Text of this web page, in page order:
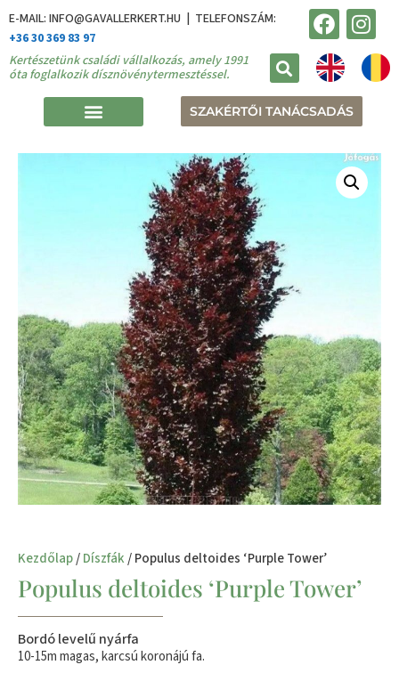
E-MAIL: INFO@GAVALLERKERT.HU | TELEFONSZÁM:
+36 30 369 83 97
Kertészetünk családi vállalkozás, amely 1991
óta foglalkozik dísznövénytermesztéssel.
SZAKÉRTŐI TANÁCSADÁS
Kezdőlap/Díszfák/ Populus deltoides ‘Purple Tower’
Populus deltoides ‘Purple Tower’
Bordó levelű nyárfa
10-15m magas, karcsú koronájú fa.